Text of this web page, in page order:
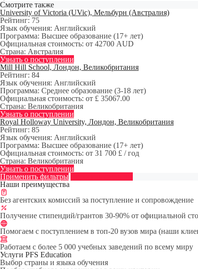
Смотрите также
University of Victoria (UVic), Мельбурн (Австралия)
Рейтинг: 75
Язык обучения: Английский
Программа: Высшее образование (17+ лет)
Официальная стоимость: от 42700 AUD
Страна: Австралия
Узнать о поступлении
Mill Hill School, Лондон, Великобритания
Рейтинг: 84
Язык обучения: Английский
Программа: Среднее образование (3-18 лет)
Официальная стоимость: от £ 35067.00
Страна: Великобритания
Узнать о поступлении
Royal Holloway University, Лондон, Великобритания
Рейтинг: 85
Язык обучения: Английский
Программа: Высшее образование (17+ лет)
Официальная стоимость: от 31 700 £ / год
Страна: Великобритания
Узнать о поступлении
Применить фильтры
Наши преимущества
Без агентских комиссий за поступление и сопровождение
Получение стипендий/грантов 30-90% от официальной
Помогаем с поступлением в топ-20 вузов мира (наши
Работаем с более 5 000 учебных заведений по всему миру
Услуги PFS Education
Выбор страны и языка обучения